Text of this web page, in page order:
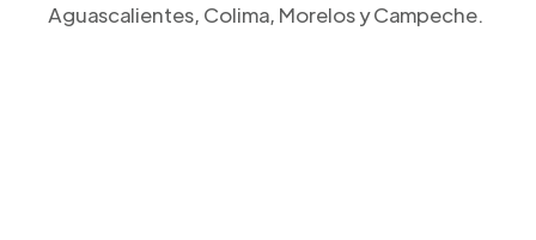
Aguascalientes, Colima, Morelos y Campeche.